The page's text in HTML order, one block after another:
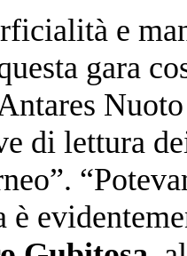
e
gara
di lettura
è